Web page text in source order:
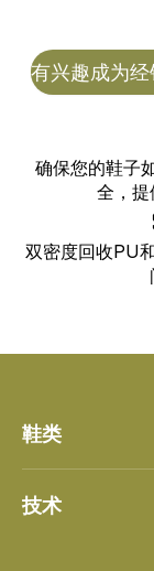
有兴趣成为
确保您的鞋子
全，提
双密度回收PU
鞋类
Street jr
技术